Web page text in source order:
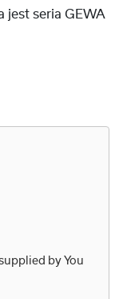
jest seria GEWA
by You